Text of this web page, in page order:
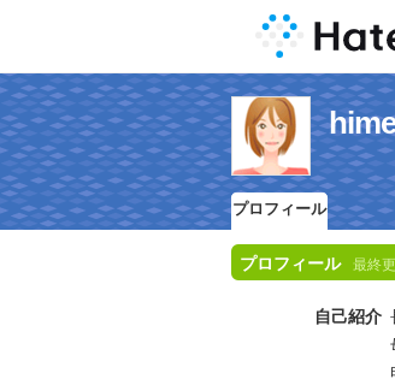
プロフィール
プロフィール 最終
自己紹介